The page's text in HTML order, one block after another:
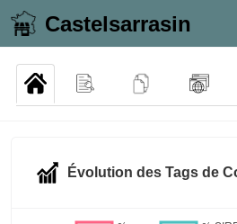
Castelsarrasin
Évolution des Tags de